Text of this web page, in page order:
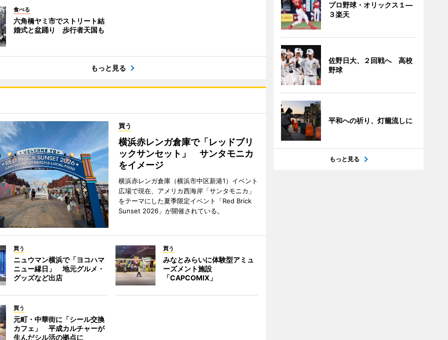
食べる
六角橋ヤミ市でストリート結
婚式と盆踊り 歩行者天国も
もっと見る
買う
横浜赤レンガ倉庫で「レッドブリ
ックサンセット」 サンタモニカ
をイメージ
横浜赤レンガ倉庫（横浜市中区新港1）イベント
広場で現在、アメリカ西海岸「サンタモニカ」
をテーマにした夏季限定イベント「Red Brick
Sunset 2026」が開催されている。
買う
ニュウマン横浜で「ヨコハマ
ニュー縁日」 地元グルメ・
グッズなど出店
買う
みなとみらいに体験型アミュ
ーズメント施設
「CAPCOMIX」
買う
元町・中華街に「シール交換
カフェ」 平成カルチャーが
生んだシル活の拠点に
プロ野球・オリックス１―
３楽天
佐野日大、２回戦へ 高校
野球
平和への祈り、灯籠流しに
もっと見る